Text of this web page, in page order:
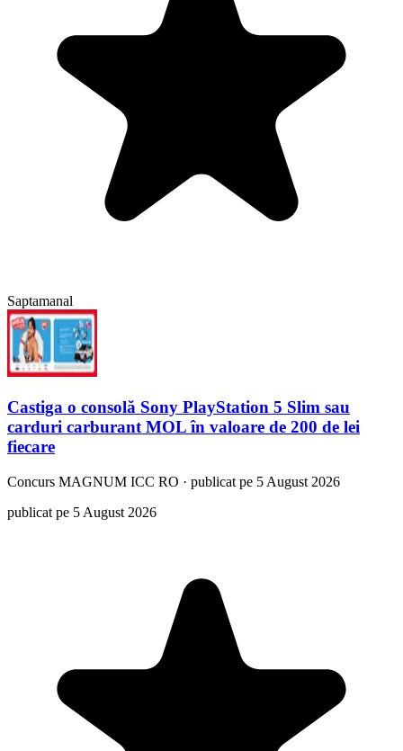
Saptamanal
Castiga o consolă Sony PlayStation 5 Slim sau
carduri carburant MOL în valoare de 200 de lei
fiecare
Concurs MAGNUM ICC RO · publicat pe 5 August 2026
publicat pe 5 August 2026